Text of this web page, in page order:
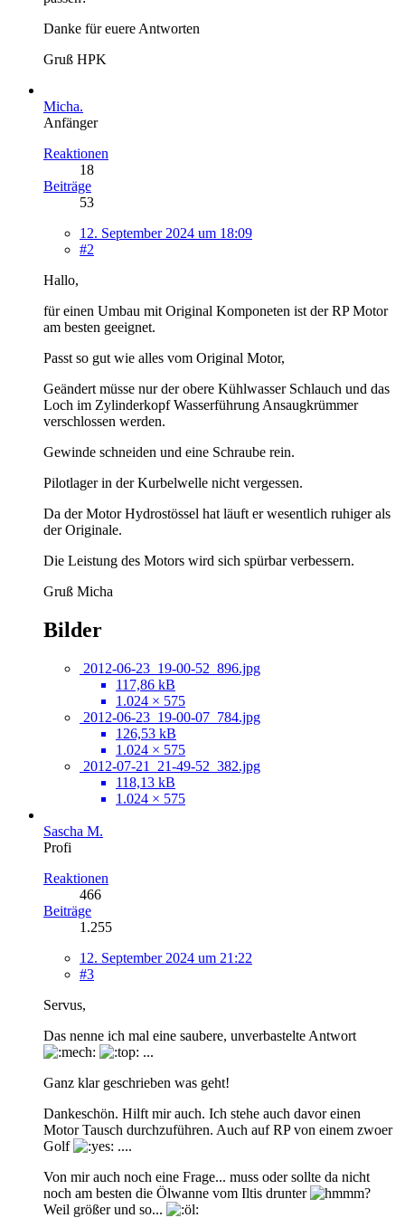
Danke für euere Antworten
Gruß HPK
Micha.
Anfänger
Reaktionen
18
Beiträge
53
12. September 2024 um 18:09
#2
Hallo,
für einen Umbau mit Original Komponeten ist der RP Motor
am besten geeignet.
Passt so gut wie alles vom Original Motor,
Geändert müsse nur der obere Kühlwasser Schlauch und das
Loch im Zylinderkopf Wasserführung Ansaugkrümmer
verschlossen werden.
Gewinde schneiden und eine Schraube rein.
Pilotlager in der Kurbelwelle nicht vergessen.
Da der Motor Hydrostössel hat läuft er wesentlich ruhiger als
der Originale.
Die Leistung des Motors wird sich spürbar verbessern.
Gruß Micha
Bilder
2012-06-23_19-00-52_896.jpg
117,86 kB
1.024 × 575
2012-06-23_19-00-07_784.jpg
126,53 kB
1.024 × 575
2012-07-21_21-49-52_382.jpg
118,13 kB
1.024 × 575
Sascha M.
Profi
Reaktionen
466
Beiträge
1.255
12. September 2024 um 21:22
#3
Servus,
Das nenne ich mal eine saubere, unverbastelte Antwort
...
Ganz klar geschrieben was geht!
Dankeschön. Hilft mir auch. Ich stehe auch davor einen
Motor Tausch durchzuführen. Auch auf RP von einem zwoer
Golf
....
Von mir auch noch eine Frage... muss oder sollte da nicht
noch am besten die Ölwanne vom Iltis drunter
?
Weil größer und so...